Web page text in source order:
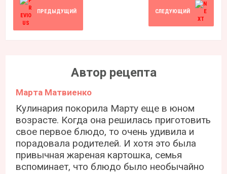
ПРЕДЫДУЩИЙ СЛЕДУЮЩИЙ
Автор рецепта
Марта Матвиенко
Кулинария покорила Марту еще в юном
возрасте. Когда она решилась приготовить
свое первое блюдо, то очень удивила и
порадовала родителей. И хотя это была
привычная жареная картошка, семья
вспоминает, что блюдо было необычайно